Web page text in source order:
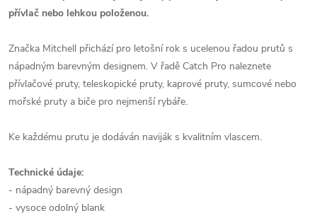
přívlač nebo lehkou položenou.
Značka Mitchell přichází pro letošní rok s ucelenou řadou prutů s
nápadným barevným designem. V řadě Catch Pro naleznete
přívlačové pruty, teleskopické pruty, kaprové pruty, sumcové nebo
mořské pruty a biče pro nejmenší rybáře.
Ke každému prutu je dodáván naviják s kvalitním vlascem.
Technické údaje:
- nápadný barevný design
- vysoce odolný blank